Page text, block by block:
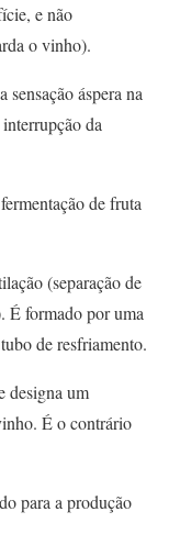
e não
o vinho).
sensação áspera na
da
de fruta
(separação de
É formado por uma
de resfriamento.
designa um
É o contrário
para a produção